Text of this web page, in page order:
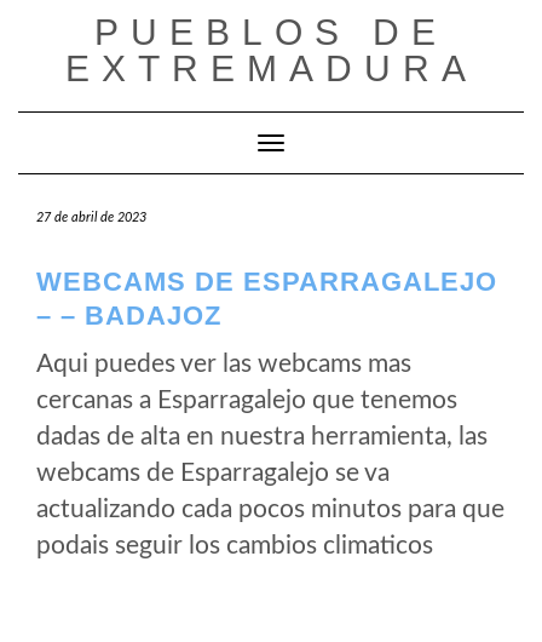
contenido
PUEBLOS DE
EXTREMADURA
Cambiar modo de navegación
27 de abril de 2023
WEBCAMS DE ESPARRAGALEJO
– – BADAJOZ
Aqui puedes ver las webcams mas
cercanas a Esparragalejo que tenemos
dadas de alta en nuestra herramienta, las
webcams de Esparragalejo se va
actualizando cada pocos minutos para que
podais seguir los cambios climaticos